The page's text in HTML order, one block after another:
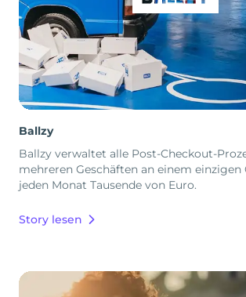
Ballzy
Ballzy verwaltet alle Post-Checkout-
mehreren Geschäften an einem einzigen
jeden Monat Tausende von Euro.
Story lesen